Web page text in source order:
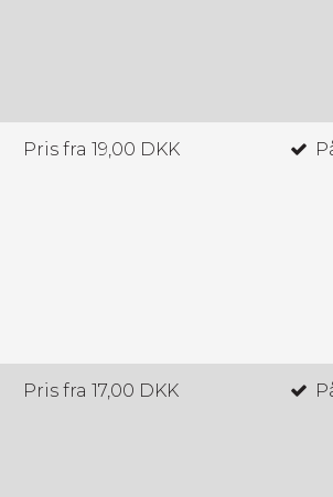
Pris fra 19,00 DKK
Pris fra 17,00 DKK